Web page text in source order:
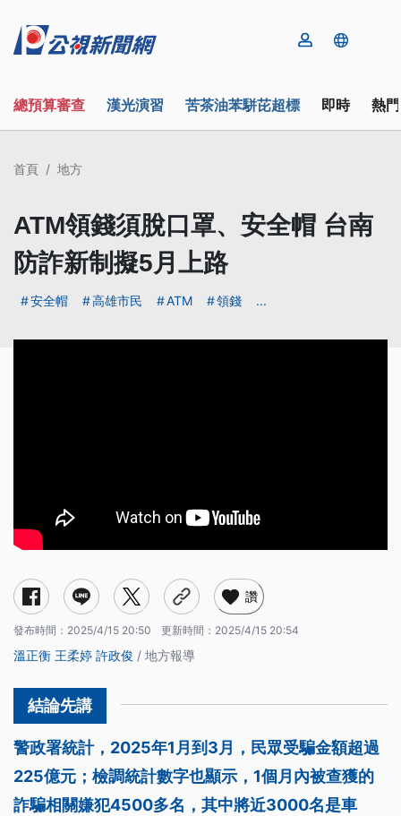
總預算審查 漢光演習 苦茶油苯駢芘超標 即時 熱
首頁 地方
ATM領錢須脫口罩、安全帽 台南
防詐新制擬5月上路
安全帽 高雄市民 ATM 領錢 ...
讚
發布時間： 2025/4/15 20:50 更新時間： 2025/4/15 20:54
溫正衡 王柔婷 許政俊 / 地方報導
警政署統計，2025年1月到3月，民眾受騙金額超過
225億元；檢調統計數字也顯示，1個月內被查獲的
詐騙相關嫌犯4500多名，其中將近3000名是車